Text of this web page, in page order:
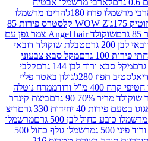
מרשמלו אבטיח
180ג'
הריבו מרשמלו
WOW Z קלסטרס פירות 85
שוקולד Angel hair צמר גפן עם
טבלת שוקולד דובאי
מקל סבא צבעוני
לבן 144 גרם
קלבי
גולון באטר פליי
ממרח נוטלה
ביצת קינדר
330 גרם
ריצ
לבן 500 גרם
מרשמלו
מרשמלו גולף כחול 500